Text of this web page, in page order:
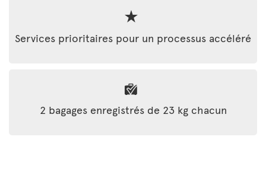
Services prioritaires pour un processus accéléré
2 bagages enregistrés de 23 kg chacun